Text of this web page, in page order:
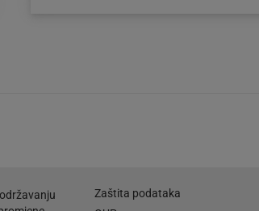
Zaštita podataka